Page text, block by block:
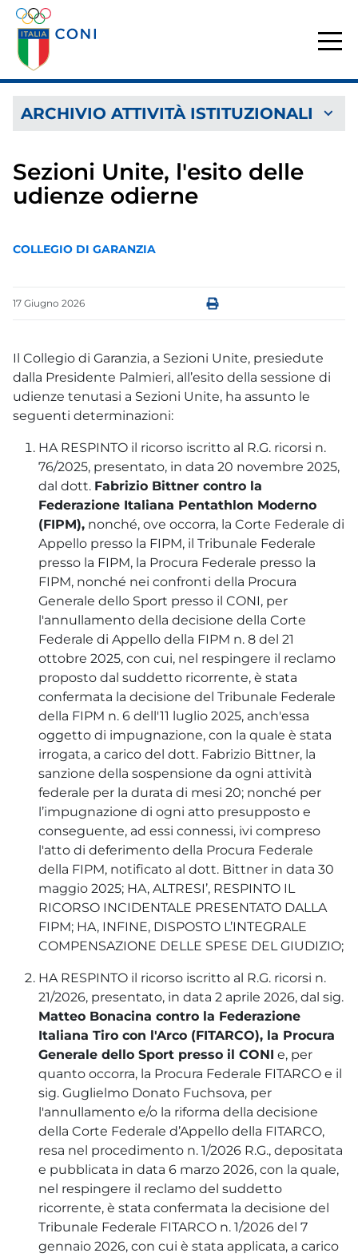
Sezioni Unite, l'esito delle
udienze odierne
COLLEGIO DI GARANZIA
17 Giugno 2026
Il Collegio di Garanzia, a Sezioni Unite, presiedute
dalla Presidente Palmieri, all’esito della sessione di
udienze tenutasi a Sezioni Unite, ha assunto le
seguenti determinazioni:
HA RESPINTO il ricorso iscritto al R.G. ricorsi n.
76/2025, presentato, in data 20 novembre 2025,
dal dott. Fabrizio Bittner contro la
Federazione Italiana Pentathlon Moderno
(FIPM), nonché, ove occorra, la Corte Federale di
Appello presso la FIPM, il Tribunale Federale
presso la FIPM, la Procura Federale presso la
FIPM, nonché nei confronti della Procura
Generale dello Sport presso il CONI, per
l'annullamento della decisione della Corte
Federale di Appello della FIPM n. 8 del 21
ottobre 2025, con cui, nel respingere il reclamo
proposto dal suddetto ricorrente, è stata
confermata la decisione del Tribunale Federale
della FIPM n. 6 dell'11 luglio 2025, anch'essa
oggetto di impugnazione, con la quale è stata
irrogata, a carico del dott. Fabrizio Bittner, la
sanzione della sospensione da ogni attività
federale per la durata di mesi 20; nonché per
l’impugnazione di ogni atto presupposto e
conseguente, ad essi connessi, ivi compreso
l'atto di deferimento della Procura Federale
della FIPM, notificato al dott. Bittner in data 30
maggio 2025; HA, ALTRESI’, RESPINTO IL
RICORSO INCIDENTALE PRESENTATO DALLA
FIPM; HA, INFINE, DISPOSTO L’INTEGRALE
COMPENSAZIONE DELLE SPESE DEL GIUDIZIO;
HA RESPINTO il ricorso iscritto al R.G. ricorsi n.
21/2026, presentato, in data 2 aprile 2026, dal sig.
Matteo Bonacina contro la Federazione
Italiana Tiro con l'Arco (FITARCO), la Procura
Generale dello Sport presso il CONI e, per
quanto occorra, la Procura Federale FITARCO e il
sig. Guglielmo Donato Fuchsova, per
l'annullamento e/o la riforma della decisione
della Corte Federale d’Appello della FITARCO,
resa nel procedimento n. 1/2026 R.G., depositata
e pubblicata in data 6 marzo 2026, con la quale,
nel respingere il reclamo del suddetto
ricorrente, è stata confermata la decisione del
Tribunale Federale FITARCO n. 1/2026 del 7
gennaio 2026, con cui è stata applicata, a carico
ARCHIVIO ATTIVITÀ ISTITUZIONALI